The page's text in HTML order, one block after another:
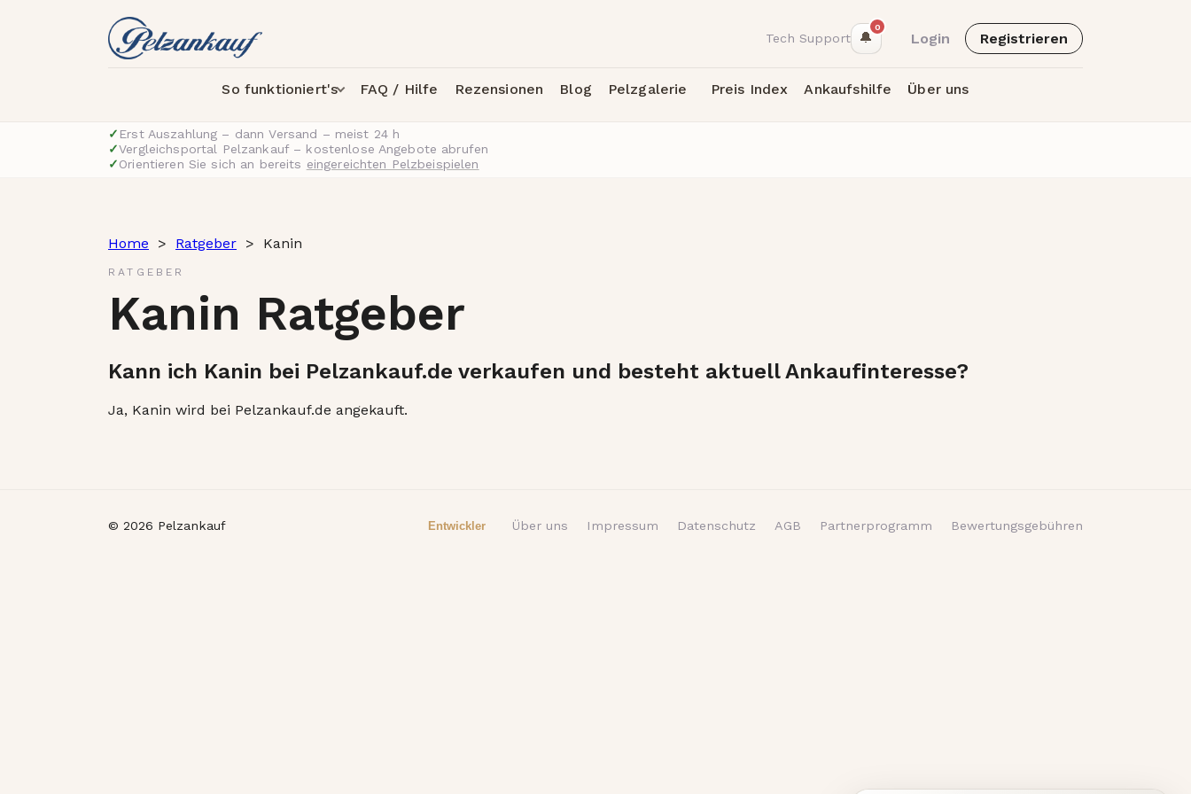
Tech Support 🔔
0
So funktioniert's FAQ / Hilfe Rezensionen Blog Pelzgalerie Preis Index Ankaufshilfe Über uns
Login Registrieren
✓ Erst Auszahlung – dann Versand – meist 24 h
✓Vergleichsportal Pelzankauf – kostenlose Angebote abrufen
✓Orientieren Sie sich an bereits eingereichten Pelzbeispielen
Home > Ratgeber > Kanin
RATGEBER
Kanin Ratgeber
Kann ich Kanin bei Pelzankauf.de verkaufen und besteht aktuell Ankaufinteresse?
Ja, Kanin wird bei Pelzankauf.de angekauft.
© 2026 Pelzankauf Entwickler Über uns Impressum Datenschutz AGB Partnerprogramm Bewertungsgebühren